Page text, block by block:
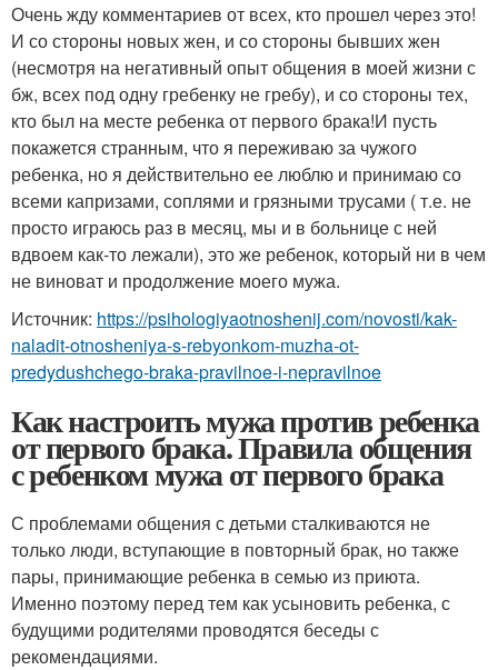
Очень жду комментариев от всех, кто прошел через это!
И со стороны новых жен, и со стороны бывших жен
(несмотря на негативный опыт общения в моей жизни с
бж, всех под одну гребенку не гребу), и со стороны тех,
кто был на месте ребенка от первого брака!И пусть
покажется странным, что я переживаю за чужого
ребенка, но я действительно ее люблю и принимаю со
всеми капризами, соплями и грязными трусами ( т.е. не
просто играюсь раз в месяц, мы и в больнице с ней
вдвоем как-то лежали), это же ребенок, который ни в чем
не виноват и продолжение моего мужа.
Источник: https://psihologiyaotnoshenij.com/novosti/kak-
naladit-otnosheniya-s-rebyonkom-muzha-ot-
predydushchego-braka-pravilnoe-i-nepravilnoe
Как настроить мужа против ребенка
от первого брака. Правила общения
с ребенком мужа от первого брака
С проблемами общения с детьми сталкиваются не
только люди, вступающие в повторный брак, но также
пары, принимающие ребенка в семью из приюта.
Именно поэтому перед тем как усыновить ребенка, с
будущими родителями проводятся беседы с
рекомендациями.